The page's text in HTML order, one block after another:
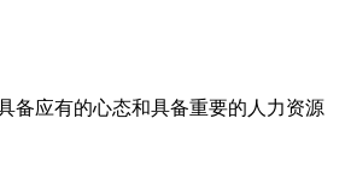
备应有的心态和具备重要的人力资源